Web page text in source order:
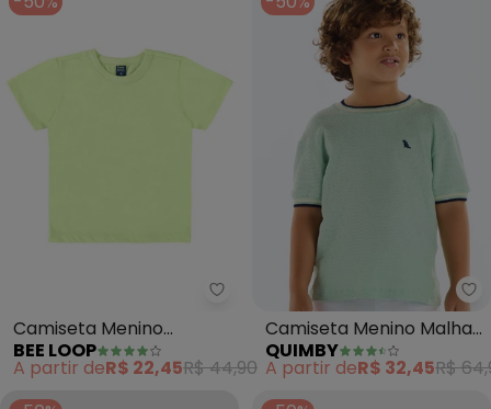
Bee Loop - Camiseta Menino
Camiseta Menino
(Verde)
BEE LOOP
A partir deR$ 22,45R$ 44,90
Camiseta Menino Malha
Colmeia (Verde)
QUIMBY
A partir deR$ 32,45R$